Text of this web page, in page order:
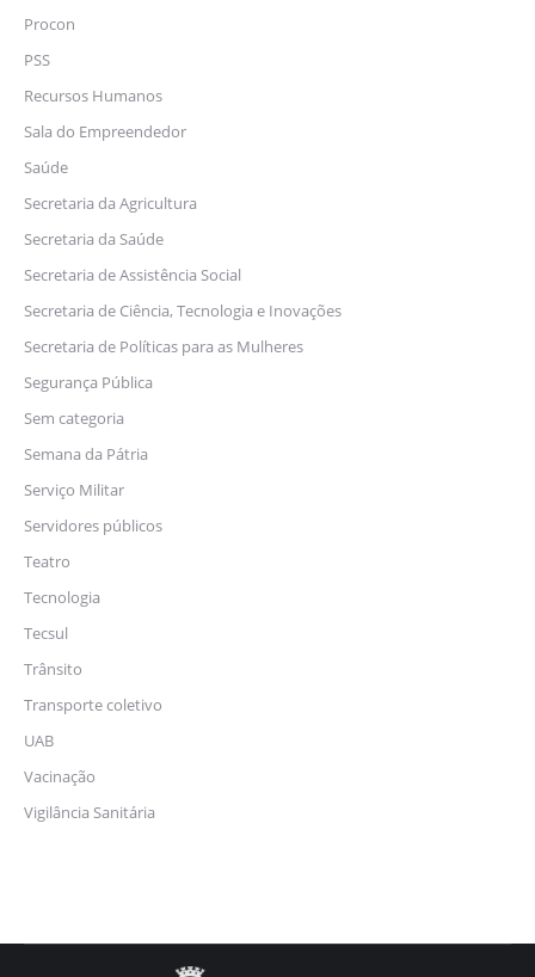
Procon
PSS
Recursos Humanos
Sala do Empreendedor
Saúde
Secretaria da Agricultura
Secretaria da Saúde
Secretaria de Assistência Social
Secretaria de Ciência, Tecnologia e Inovações
Secretaria de Políticas para as Mulheres
Segurança Pública
Sem categoria
Semana da Pátria
Serviço Militar
Servidores públicos
Teatro
Tecnologia
Tecsul
Trânsito
Transporte coletivo
UAB
Vacinação
Vigilância Sanitária